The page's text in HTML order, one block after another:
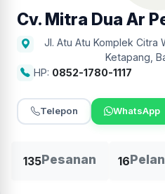
Cv. Mitra Dua Ar
Jl. Atu Atu Komplek Citra
Ketapang,
HP: 0852-1780-1117
Telepon WhatsApp
135Pesanan 16